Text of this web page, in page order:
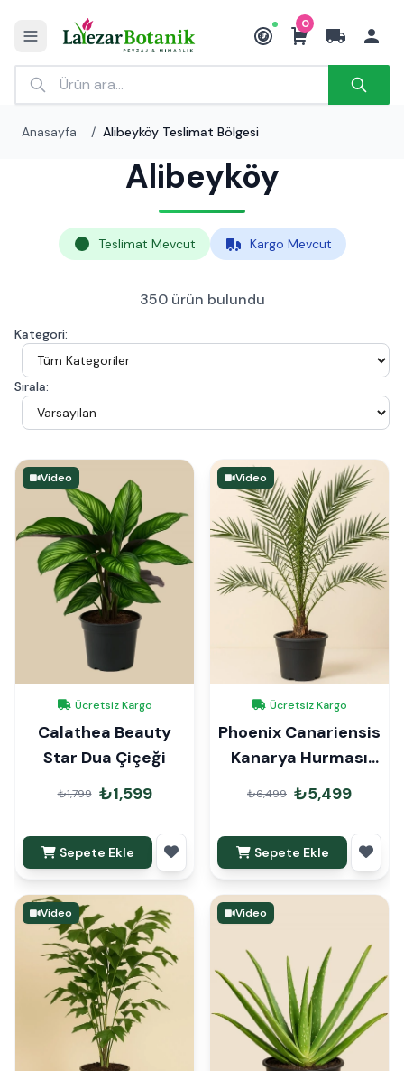
₺
0
Anasayfa / Alibeyköy Teslimat Bölgesi
Alibeyköy
Teslimat Mevcut Kargo Mevcut
350 ürün bulundu
Kategori:
Sırala:
Video
Ücretsiz Kargo
Calathea Beauty
Star Dua Çiçeği
₺1,799 ₺1,599
Sepete Ekle
Video
Ücretsiz Kargo
Phoenix Canariensis
Kanarya Hurması
150cm
₺6,499 ₺5,499
Sepete Ekle
Video Video